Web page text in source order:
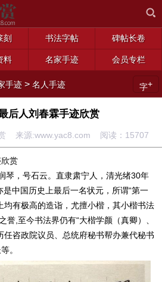
刻 书法字帖 碑帖长卷
料 名家手迹 会员专栏
手迹 >名人手迹 字+
后人刘春霖手迹欣赏
来源:www.yac8.com 阅读： 15707
赏
，号石云。直隶肃宁人，清光绪30年
是中国历史上最后一名状元，所谓“第一
均有极高的造诣，尤擅小楷，其小楷书法
誉,至今书法界仍有“大楷学颜（真卿）、
任咨政院议员、总统府秘书帮办兼代秘书
。